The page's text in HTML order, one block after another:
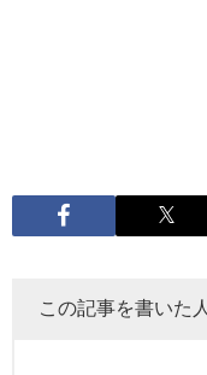
この記事を書いた人